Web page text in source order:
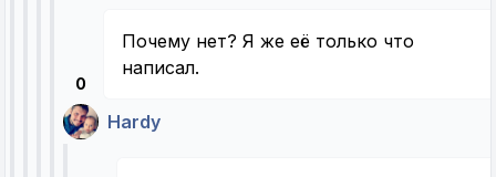
0
Почему нет? Я же её только что
написал.
Hardy